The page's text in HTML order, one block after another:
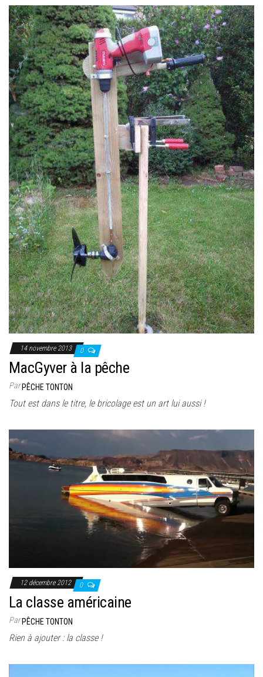
14 novembre 2013 0
MacGyver à la pêche
ParPÊCHE TONTON
Tout est dans le titre, le bricolage est un art lui aussi !
12 décembre 2012 0
La classe américaine
ParPÊCHE TONTON
Rien à ajouter : la classe !